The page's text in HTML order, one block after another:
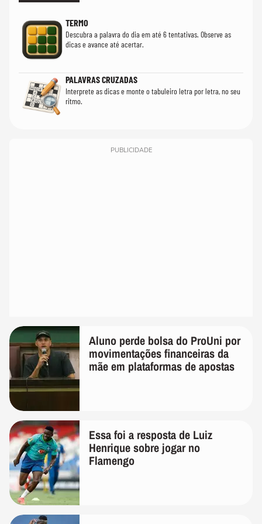
TERMO
Descubra a palavra do dia em até 6 tentativas. Observe as
dicas e avance até acertar.
PALAVRAS CRUZADAS
Interprete as dicas e monte o tabuleiro letra por letra, no seu
ritmo.
PUBLICIDADE
Aluno perde bolsa do ProUni por
movimentações financeiras da
mãe em plataformas de apostas
Essa foi a resposta de Luiz
Henrique sobre jogar no
Flamengo